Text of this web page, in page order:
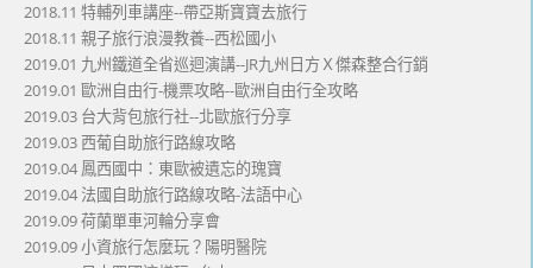
2018.11 特輔列車講座--帶亞斯寶寶去旅行
2018.11 親子旅行浪漫教養--西松國小
2019.01 九州鐵道全省巡迴演講--JR九州日方Ｘ傑森整合行銷
2019.01 歐洲自由行-機票攻略--歐洲自由行全攻略
2019.03 台大背包旅行社--北歐旅行分享
2019.03 西葡自助旅行路線攻略
2019.04 鳳西國中：東歐被遺忘的瑰寶
2019.04 法國自助旅行路線攻略-法語中心
2019.09 荷蘭單車河輪分享會
2019.09 小資旅行怎麼玩？陽明醫院